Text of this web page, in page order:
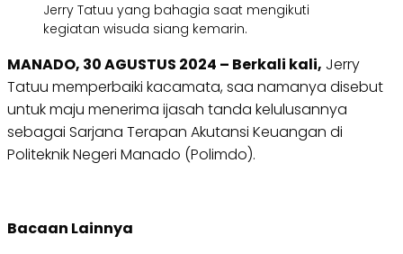
Jerry Tatuu yang bahagia saat mengikuti
kegiatan wisuda siang kemarin.
MANADO, 30 AGUSTUS 2024 – Berkali kali, Jerry
Tatuu memperbaiki kacamata, saa namanya disebut
untuk maju menerima ijasah tanda kelulusannya
sebagai Sarjana Terapan Akutansi Keuangan di
Politeknik Negeri Manado (Polimdo).
Bacaan Lainnya